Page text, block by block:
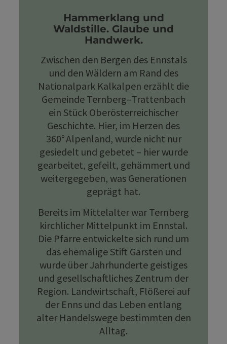
Hammerklang und
Waldstille. Glaube und
Handwerk.
Zwischen den Bergen des Ennstals
und den Wäldern am Rand des
Nationalpark Kalkalpen erzählt die
Gemeinde Ternberg–Trattenbach
ein Stück Oberösterreichischer
Geschichte. Hier, im Herzen des
360° Alpenland, wurde nicht nur
gesiedelt und gebetet – hier wurde
gearbeitet, gefeilt, gehämmert und
weitergegeben, was Generationen
geprägt hat.
Bereits im Mittelalter war Ternberg
kirchlicher Mittelpunkt im Ennstal.
Die Pfarre entwickelte sich rund um
das ehemalige Stift Garsten und
wurde über Jahrhunderte geistiges
und gesellschaftliches Zentrum der
Region. Landwirtschaft, Flößerei auf
der Enns und das Leben entlang
alter Handelswege bestimmten den
Alltag.